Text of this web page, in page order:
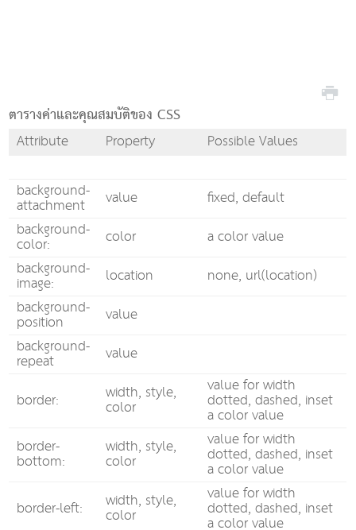
ตารางค่าและคุณสมบัติของ CSS
Attribute Property
Possible Values
background-
attachment value
fixed, default
background-
color: color
a color value
background-
image: location
none, url(location)
background-
position
value
background-
repeat
value
border:
width, style,
color
value for width
dotted, dashed, inset
a color value
border-
bottom:
width, style,
color
value for width
dotted, dashed, inset
a color value
border-left:
width, style,
color
value for width
dotted, dashed, inset
a color value